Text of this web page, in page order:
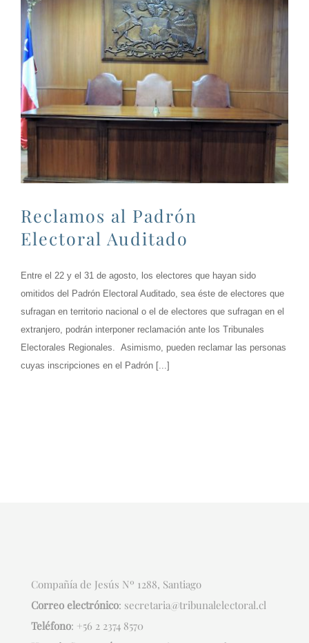
Reclamos al Padrón
Electoral Auditado
Entre el 22 y el 31 de agosto, los electores que hayan sido
omitidos del Padrón Electoral Auditado, sea éste de electores que
sufragan en territorio nacional o el de electores que sufragan en el
extranjero, podrán interponer reclamación ante los Tribunales
Electorales Regionales. Asimismo, pueden reclamar las personas
cuyas inscripciones en el Padrón [...]
Compañía de Jesús Nº 1288, Santiago
Correo electrónico: secretaria@tribunalelectoral.cl
Teléfono: +56 2 2374 8570